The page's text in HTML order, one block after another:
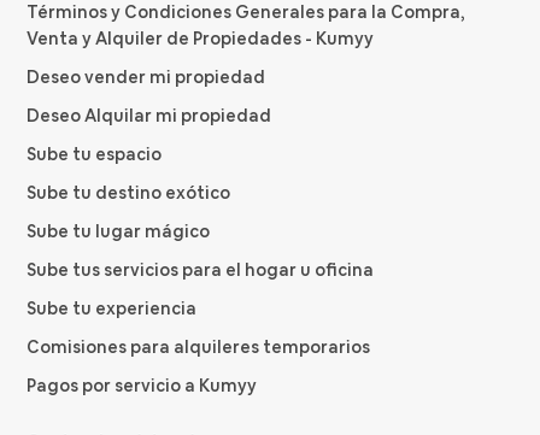
Términos y Condiciones Generales para la Compra,
Venta y Alquiler de Propiedades - Kumyy
Deseo vender mi propiedad
Deseo Alquilar mi propiedad
Sube tu espacio
Sube tu destino exótico
Sube tu lugar mágico
Sube tus servicios para el hogar u oficina
Sube tu experiencia
Comisiones para alquileres temporarios
Pagos por servicio a Kumyy